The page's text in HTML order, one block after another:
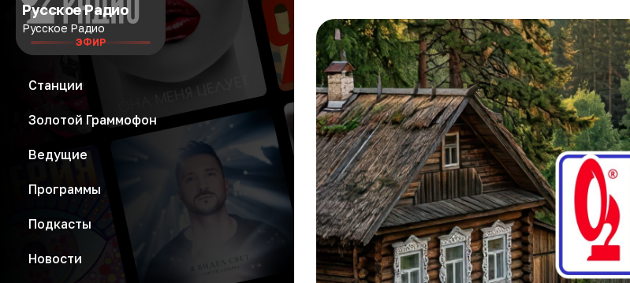
Русское Радио
Русское Радио
ЭФИР
Станции
Золотой Граммофон
Ведущие
Программы
Подкасты
Новости